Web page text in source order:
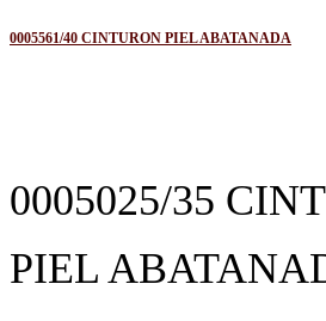
0005561/40 CINTURON PIEL ABATANADA
0005025/35
PIEL